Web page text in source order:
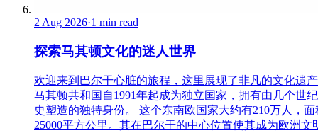
2 Aug 2026·1 min read
探索马其顿文化的迷人世界
欢迎来到巴尔干心脏的旅程，这里展现了非凡的文化遗
马其顿共和国自1991年起成为独立国家，拥有由几个世
史塑造的独特身份。 这个东南欧国家大约有210万人，面
25000平方公里。其在巴尔干的中心位置使其成为欧洲文